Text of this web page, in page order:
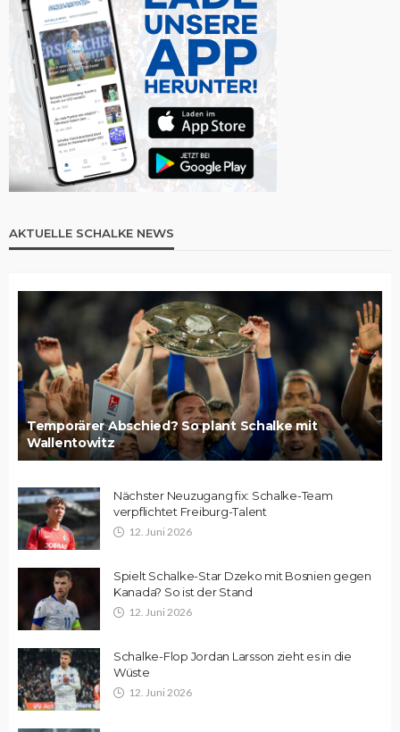
AKTUELLE SCHALKE NEWS
Temporärer Abschied? So plant Schalke mit
Wallentowitz
Nächster Neuzugang fix: Schalke-Team
verpflichtet Freiburg-Talent
12. Juni 2026
Spielt Schalke-Star Dzeko mit Bosnien gegen
Kanada? So ist der Stand
12. Juni 2026
Schalke-Flop Jordan Larsson zieht es in die
Wüste
12. Juni 2026